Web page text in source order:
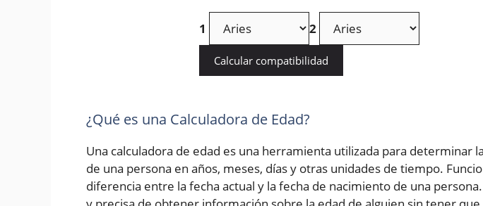
1 2
Calcular compatibilidad
¿Qué es una Calculadora de Edad?
Una calculadora de edad es una herramienta utilizada para determinar
de una persona en años, meses, días y otras unidades de tiempo.
diferencia entre la fecha actual y la fecha de nacimiento de una